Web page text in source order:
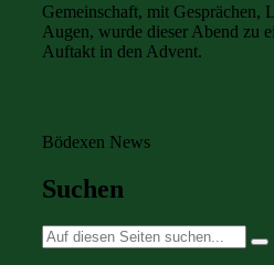
Gemeinschaft, mit Gesprächen,
Augen, wurde dieser Abend zu
Auftakt in den Advent.
Bödexen News
Suchen
Suche
nach: